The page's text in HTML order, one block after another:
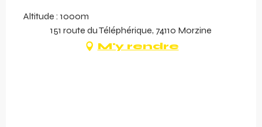
Altitude : 1000m
151 route du Téléphérique, 74110 Morzine
M'y rendre